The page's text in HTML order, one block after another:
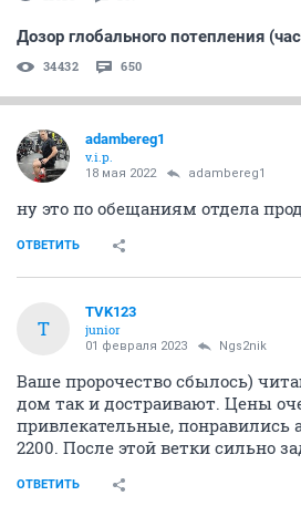
Дозор глобального потепления
34432 650
adambereg1
v.i.p.
18 мая 2022 adambereg1
ну это по обещаниям отдела
ОТВЕТИТЬ
T
TVK123
junior
01 февраля 2023 Ngs2nik
Ваше пророчество сбылось)
дом так и достраивают. Цены
привлекательные, понравились
2200. После этой ветки сильно
ОТВЕТИТЬ